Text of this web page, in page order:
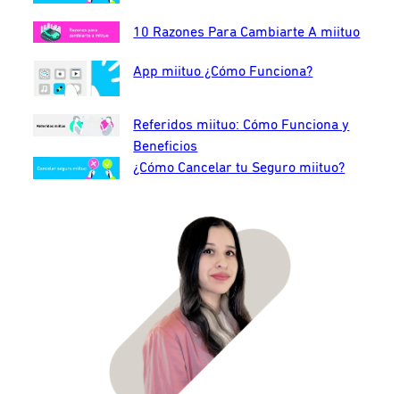
10 Razones Para Cambiarte A miituo
App miituo ¿Cómo Funciona?
Referidos miituo: Cómo Funciona y
Beneficios
¿Cómo Cancelar tu Seguro miituo?